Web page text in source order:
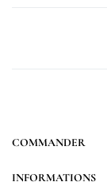
COMMANDER
INFORMATIONS